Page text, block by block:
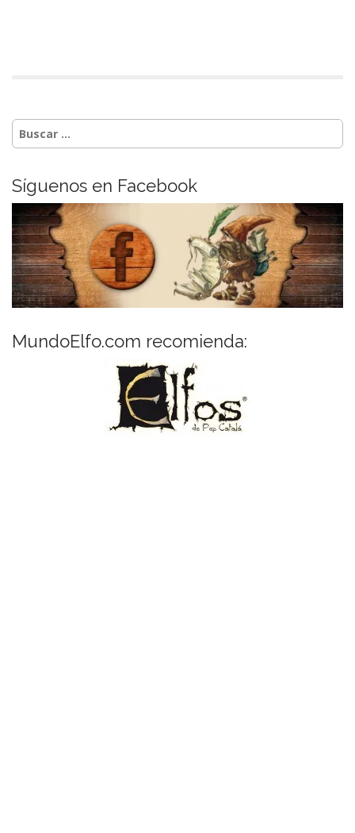
Buscar:
Síguenos en Facebook
MundoElfo.com recomienda: